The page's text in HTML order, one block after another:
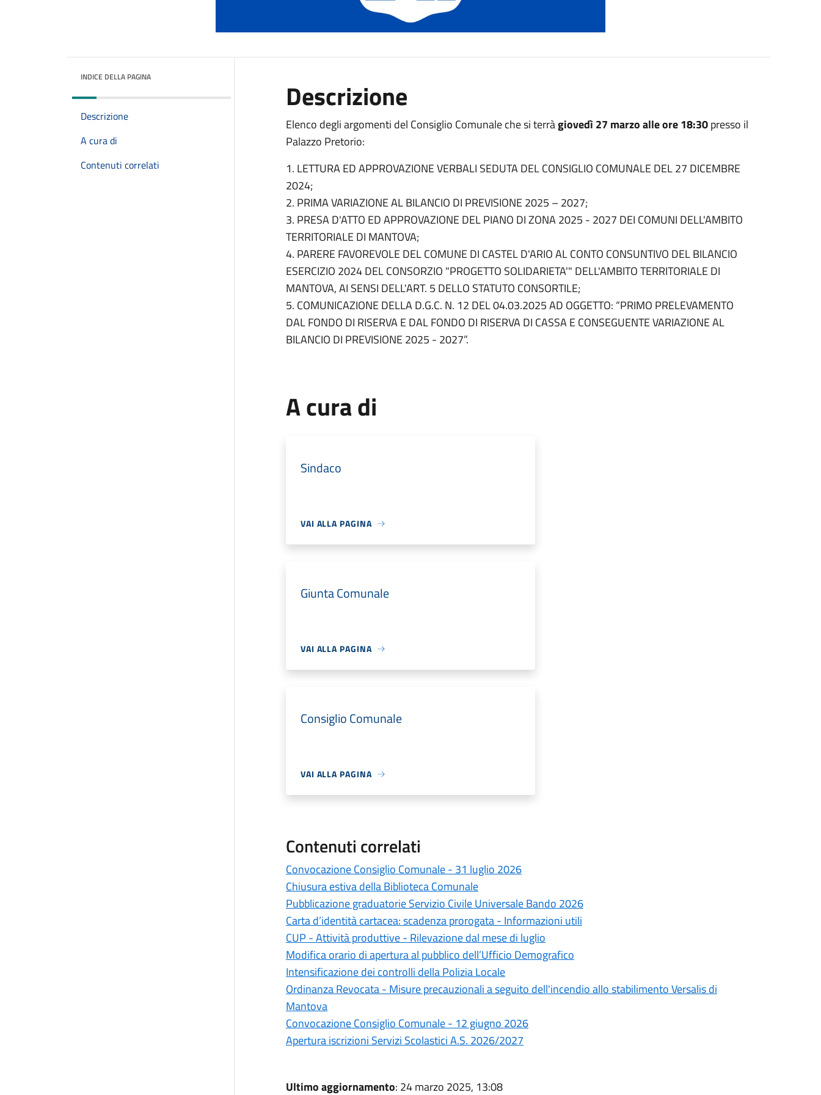
INDICE DELLA PAGINA
Descrizione
A cura di
Contenuti correlati
Descrizione
Elenco degli argomenti del Consiglio Comunale che si terràgiovedì 27 marzo alle ore 18:30presso il
Palazzo Pretorio:
1. LETTURA ED APPROVAZIONE VERBALI SEDUTA DEL CONSIGLIO COMUNALE DEL 27 DICEMBRE
2024;
2. PRIMA VARIAZIONE AL BILANCIO DI PREVISIONE 2025 – 2027;
3. PRESA D'ATTO ED APPROVAZIONE DEL PIANO DI ZONA 2025 - 2027 DEI COMUNI DELL'AMBITO
TERRITORIALE DI MANTOVA;
4. PARERE FAVOREVOLE DEL COMUNE DI CASTEL D'ARIO AL CONTO CONSUNTIVO DEL BILANCIO
ESERCIZIO 2024 DEL CONSORZIO "PROGETTO SOLIDARIETA'" DELL'AMBITO TERRITORIALE DI
MANTOVA, AI SENSI DELL'ART. 5 DELLO STATUTO CONSORTILE;
5. COMUNICAZIONE DELLA D.G.C. N. 12 DEL 04.03.2025 AD OGGETTO: “PRIMO PRELEVAMENTO
DAL FONDO DI RISERVA E DAL FONDO DI RISERVA DI CASSA E CONSEGUENTE VARIAZIONE AL
BILANCIO DI PREVISIONE 2025 - 2027”.
A cura di
Sindaco
VAI ALLA PAGINA
Giunta Comunale
VAI ALLA PAGINA
Consiglio Comunale
VAI ALLA PAGINA
Contenuti correlati
Convocazione Consiglio Comunale - 31 luglio 2026
Chiusura estiva della Biblioteca Comunale
Pubblicazione graduatorie Servizio Civile Universale Bando 2026
Carta d’identità cartacea: scadenza prorogata - Informazioni utili
CUP - Attività produttive - Rilevazione dal mese di luglio
Modifica orario di apertura al pubblico dell’Ufficio Demografico
Intensificazione dei controlli della Polizia Locale
Ordinanza Revocata - Misure precauzionali a seguito dell'incendio allo stabilimento Versalis di
Mantova
Convocazione Consiglio Comunale - 12 giugno 2026
Apertura iscrizioni Servizi Scolastici A.S. 2026/2027
Ultimo aggiornamento: 24 marzo 2025, 13:08